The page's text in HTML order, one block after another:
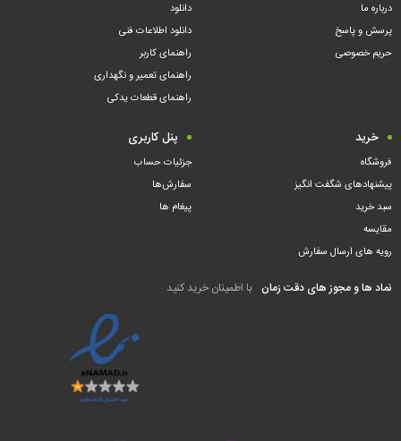
درباره ما
پرسش و پاسخ
حریم خصوصی
دانلود
دانلود اطلاعات فنی
راهنمای کاربر
راهنمای تعمیر و نگهداری
راهنمای قطعات یدکی
خرید
فروشگاه
پیشنهادهای شگفت انگیز
سبد خرید
مقایسه
رویه های ارسال سفارش
پنل کاربری
جزئیات حساب
سفارش‌ها
پیغام ها
نماد ها و مجوز های دقت زمان با اطمینان خرید کنید